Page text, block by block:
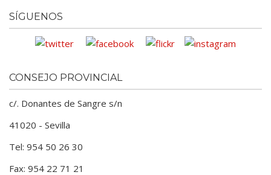
SÍGUENOS
CONSEJO PROVINCIAL
c/. Donantes de Sangre s/n
41020 - Sevilla
Tel: 954 50 26 30
Fax: 954 22 71 21